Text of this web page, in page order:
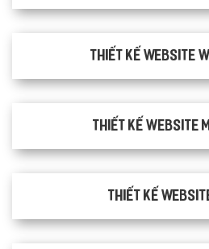
Thiết kế website
Thiết kế Website
Thiết kế